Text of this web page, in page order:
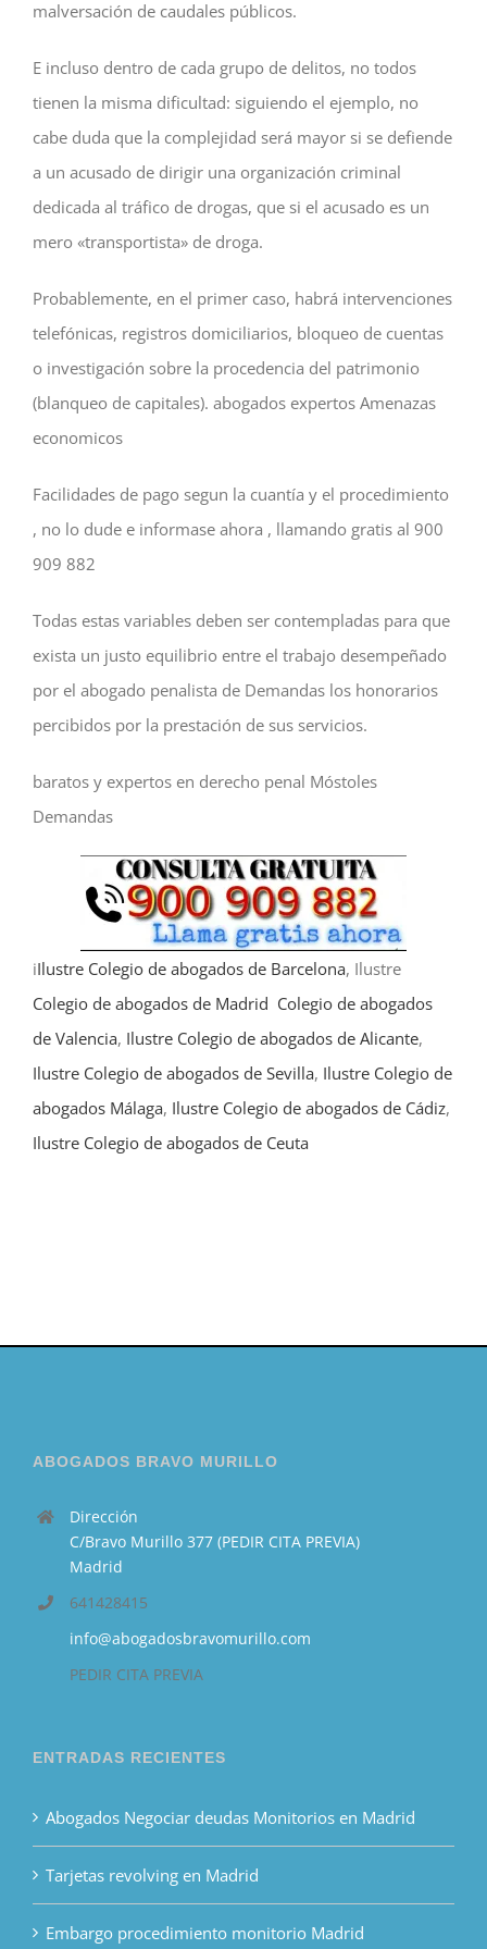
malversación de caudales públicos.
E incluso dentro de cada grupo de delitos, no todos
tienen la misma dificultad: siguiendo el ejemplo, no
cabe duda que la complejidad será mayor si se defiende
a un acusado de dirigir una organización criminal
dedicada al tráfico de drogas, que si el acusado es un
mero «transportista» de droga.
Probablemente, en el primer caso, habrá intervenciones
telefónicas, registros domiciliarios, bloqueo de cuentas
o investigación sobre la procedencia del patrimonio
(blanqueo de capitales). abogados expertos Amenazas
economicos
Facilidades de pago segun la cuantía y el procedimiento
, no lo dude e informase ahora , llamando gratis al 900
909 882
Todas estas variables deben ser contempladas para que
exista un justo equilibrio entre el trabajo desempeñado
por el abogado penalista de Demandas los honorarios
percibidos por la prestación de sus servicios.
baratos y expertos en derecho penal Móstoles
Demandas
iIlustre Colegio de abogados de Barcelona, Ilustre
Colegio de abogados de Madrid Colegio de abogados
de Valencia, Ilustre Colegio de abogados de Alicante,
Ilustre Colegio de abogados de Sevilla, Ilustre Colegio de
abogados Málaga, Ilustre Colegio de abogados de Cádiz,
Ilustre Colegio de abogados de Ceuta
ABOGADOS BRAVO MURILLO
Dirección
C/Bravo Murillo 377 (PEDIR CITA PREVIA)
Madrid
641428415
info@abogadosbravomurillo.com
PEDIR CITA PREVIA
ENTRADAS RECIENTES
Abogados Negociar deudas Monitorios en Madrid
Tarjetas revolving en Madrid
Embargo procedimiento monitorio Madrid